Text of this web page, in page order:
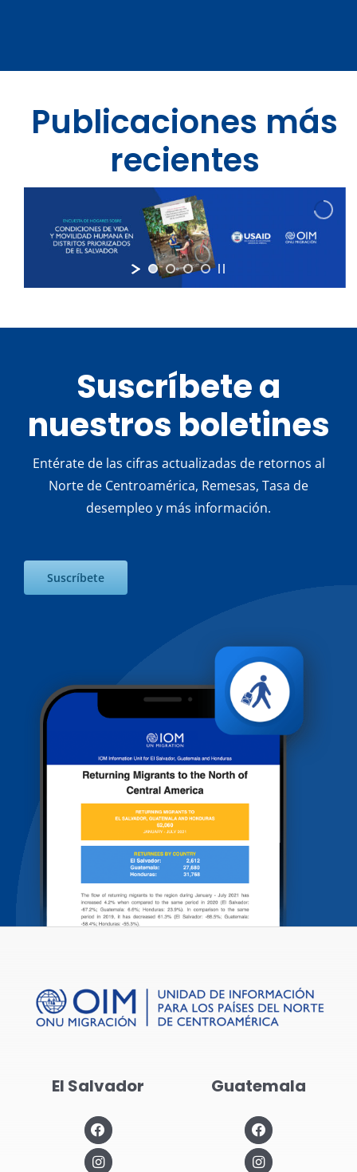
Publicaciones más
recientes
Suscríbete a
nuestros boletines
Entérate de las cifras actualizadas de retornos al
Norte de Centroamérica, Remesas, Tasa de
desempleo y más información.
Suscríbete
El Salvador Guatemala